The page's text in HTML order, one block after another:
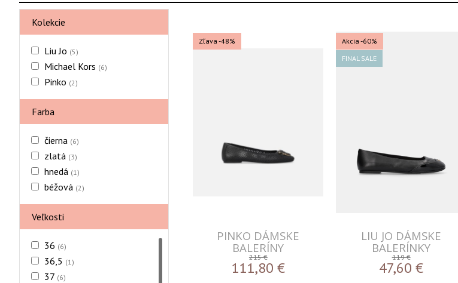
Kolekcie
Liu Jo (5)
Michael Kors (6)
Pinko (2)
Farba
čierna (6)
zlatá (3)
hnedá (1)
béžová (2)
Veľkosti
36 (6)
36,5 (1)
37 (6)
Zľava -48%
PINKO DÁMSKE
BALERÍNY
215 €
111,80 €
Akcia -60%
FINAL SALE
LIU JO DÁMSKE
BALERÍNKY
119 €
47,60 €